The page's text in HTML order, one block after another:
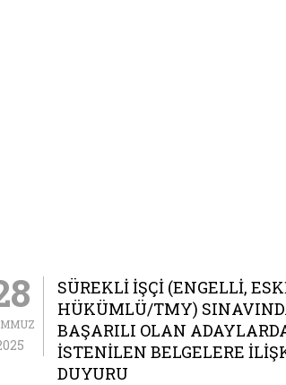
SÜREKLİ İŞÇİ (ENGELLİ,
HÜKÜMLÜ/TMY)
BAŞARILI OLAN
İSTENİLEN BELGELERE
DUYURU